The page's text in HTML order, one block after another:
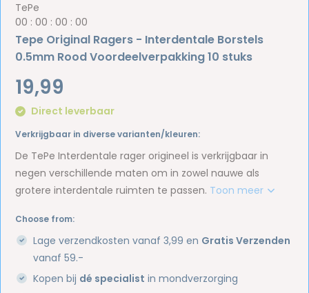
TePe
00 :00 :00 :00
Tepe Original Ragers - Interdentale Borstels
0.5mm Rood Voordeelverpakking 10 stuks
19,99
Direct leverbaar
Verkrijgbaar in diverse varianten/kleuren:
De TePe Interdentale rager origineel is verkrijgbaar in
negen verschillende maten om in zowel nauwe als
grotere interdentale ruimten te passen. Toon meer
Choose from:
Lage verzendkosten vanaf 3,99 en Gratis Verzenden
vanaf 59.-
Kopen bij dé specialist in mondverzorging